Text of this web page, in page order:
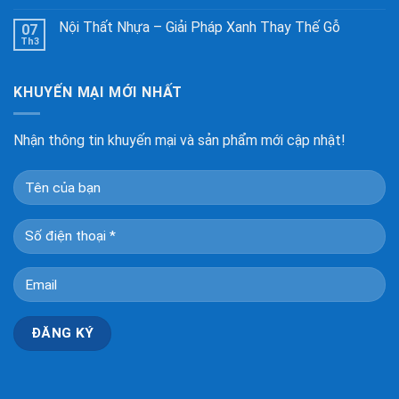
07
Th3
Nội Thất Nhựa – Giải Pháp Xanh Thay Thế Gỗ
KHUYẾN MẠI MỚI NHẤT
Nhận thông tin khuyến mại và sản phẩm mới cập nhật!